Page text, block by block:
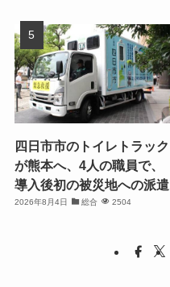
四日市市のトイレトラック
が熊本へ、4人の職員で、
導入後初の被災地への派遣
2026年8月4日 総合 2504